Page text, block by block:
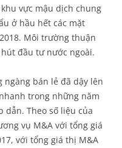
vực mậu dịch chung
ở hầu hết các mặt
Môi trường thuận
đầu tư nước ngoài.
ngàng bán lẻ đã dậy lên
trong những năm
dẫn. Theo số liệu của
vụ M&A với tổng giá
với tổng giá thị M&A